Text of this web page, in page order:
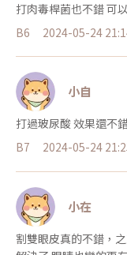
打肉毒桿菌也不錯 可
B6
2024-05-24
小自
打過玻尿酸 效果還不
B7
2024-05-24
小在
割雙眼皮真的不錯，